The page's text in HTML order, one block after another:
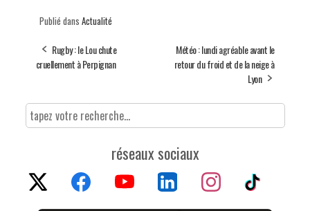
Publié dans Actualité
Rugby : le Lou chute
cruellement à Perpignan
Météo : lundi agréable avant le
retour du froid et de la neige à
Lyon
réseaux sociaux